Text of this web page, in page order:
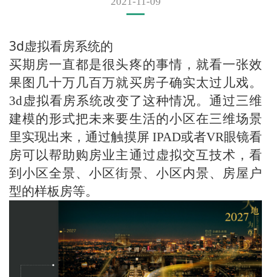
3d虚拟看房系统的
买期房一直都是很头疼的事情，就看一张效
果图几十万几百万就买房子确实太过儿戏。
3d虚拟看房系统改变了这种情况。通过三维
建模的形式把未来要生活的小区在三维场景
里实现出来，通过触摸屏 IPAD或者VR眼镜看
房可以帮助购房业主通过虚拟交互技术，看
到小区全景、小区街景、小区内景、房屋户
型的样板房等。